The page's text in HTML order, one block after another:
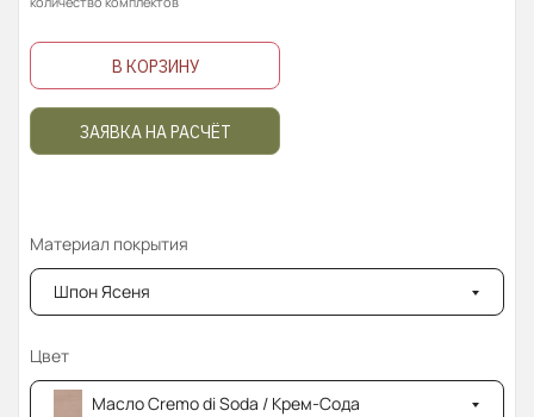
В КОРЗИНУ
ЗАЯВКА НА РАСЧЁТ
Материал покрытия
Шпон Ясеня
Цвет
Масло Cremo di Soda / Крем-Сода